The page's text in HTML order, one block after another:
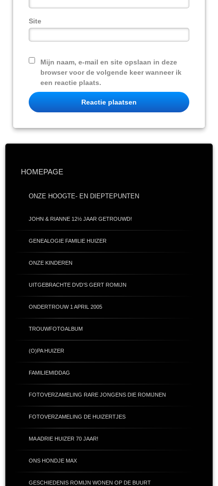
Site
Mijn naam, e-mail en site opslaan in deze
browser voor de volgende keer wanneer ik
een reactie plaats.
HOMEPAGE
ONZE HOOGTE- EN DIEPTEPUNTEN
JOHN & RIANNE 12½ JAAR GETROUWD!
GENEALOGIE FAMILIE HUIZER
ONZE KINDEREN
UITGEBRACHTE DVD’S GERT ROMIJN
ONDERTROUW 1 APRIL 2005
TROUWFOTOALBUM
(O)PA HUIZER
FAMILIEMIDDAG
FOTOVERZAMELING RARE JONGENS DIE ROMIJNEN
FOTOVERZAMELING DE HUIZERTJES
MA ADRIE HUIZER 70 JAAR!
ONS HONDJE MAX
GESCHIEDENIS ROMIJN WONEN OP DE BUURT